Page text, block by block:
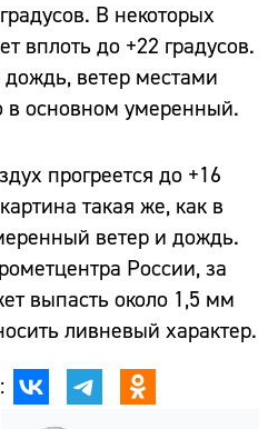
В некоторых
вплоть до +22 градусов.
ветер местами
в основном умеренный.
прогреется до +16
такая же, как в
ветер и дождь.
России, за
выпасть около 1,5 мм
ливневый характер.